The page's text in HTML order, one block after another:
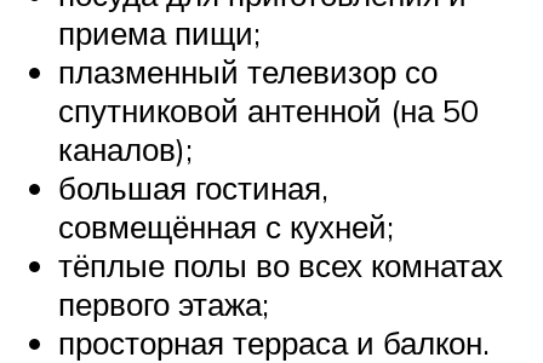
приема пищи;
плазменный телевизор со
спутниковой антенной (на 50
каналов);
большая гостиная,
совмещённая с кухней;
тёплые полы во всех комнатах
первого этажа;
просторная терраса и балкон.